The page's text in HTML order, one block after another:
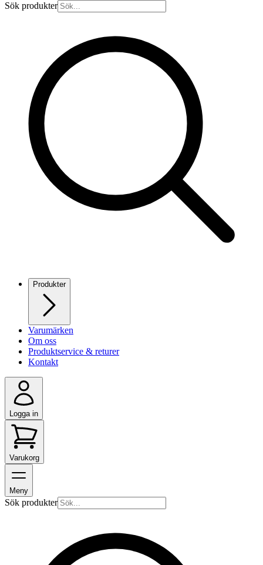
Sök produkter
Produkter
Varumärken
Om oss
Produktservice & returer
Kontakt
Logga in
Varukorg
Meny
Sök produkter